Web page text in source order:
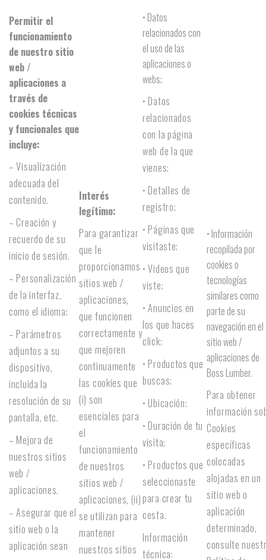
Permitir el
funcionamiento
de nuestro sitio
web /
aplicaciones a
través de
cookies técnicas
y funcionales que
incluye:
– Visualización
adecuada del
contenido.
– Creación y
recuerdo de su
inicio de sesión.
– Personalización
de la interfaz,
como el idioma;
– Parámetros
adjuntos a su
dispositivo,
incluida la
resolución de su
pantalla, etc.
– Mejora de
nuestros sitios
web /
aplicaciones.
– Asegurar que el
sitio web o la
aplicación sean
Interés
legítimo:
Para garantizar
que le
proporcionamos
sitios web /
aplicaciones,
que funcionen
correctamente y
que mejoren
continuamente
las cookies que
(i) son
esenciales para
el
funcionamiento
de nuestros
sitios web /
aplicaciones, (ii)
se utilizan para
mantener
nuestros sitios
• Datos
relacionados con
el uso de las
aplicaciones o
webs;
• Datos
relacionados
con la página
web de la que
vienes;
• Detalles de
registro;
• Páginas que
visitaste;
• Videos que
viste;
• Anuncios en
los que haces
click;
• Productos que
buscas;
• Ubicación;
• Duración de tu
visita;
• Productos que
seleccionaste
para crear tu
cesta.
Información
técnica:
• Información
recopilada por
cookies o
tecnologías
similares como
parte de su
navegación en el
sitio web /
aplicaciones de
Boss Lumber.
Para obtener
información
Cookies
específicas
colocadas
alojadas en un
sitio web o
aplicación
determinado,
consulte